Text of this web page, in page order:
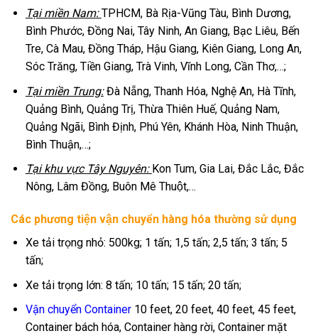
Tại miền Nam:TPHCM, Bà Rịa-Vũng Tàu, Bình Dương,
Bình Phước, Đồng Nai, Tây Ninh, An Giang, Bạc Liêu, Bến
Tre, Cà Mau, Đồng Tháp, Hậu Giang, Kiên Giang, Long An,
Sóc Trăng, Tiền Giang, Trà Vinh, Vĩnh Long, Cần Thơ,…;
Tại miền Trung:Đà Nẵng, Thanh Hóa, Nghệ An, Hà Tĩnh,
Quảng Bình, Quảng Trị, Thừa Thiên Huế, Quảng Nam,
Quảng Ngãi, Bình Định, Phú Yên, Khánh Hòa, Ninh Thuận,
Bình Thuận,…;
Tại khu vực Tây Nguyên: Kon Tum, Gia Lai, Đắc Lắc, Đắc
Nông, Lâm Đồng, Buôn Mê Thuột,…
Các phương tiện vận chuyển hàng hóa thường sử dụng
Xe tải trọng nhỏ: 500kg; 1 tấn; 1,5 tấn; 2,5 tấn; 3 tấn; 5
tấn;
Xe tải trọng lớn: 8 tấn; 10 tấn; 15 tấn; 20 tấn;
Vận chuyển Container10 feet, 20 feet, 40 feet, 45 feet,
Container bách hóa, Container hàng rời, Container mặt